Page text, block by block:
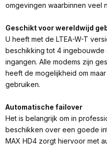
omgevingen waarbinnen veel
Geschikt voor wereldwijd
U heeft met de LTEA-W-T
beschikking tot 4 ingebouwde
ingangen. Alle modems zijn
heeft de mogelijkheid om
gebruiken.
Automatische failover
Het is belangrijk om in
beschikken over een goede
MAX HD4 zorgt hiervoor met